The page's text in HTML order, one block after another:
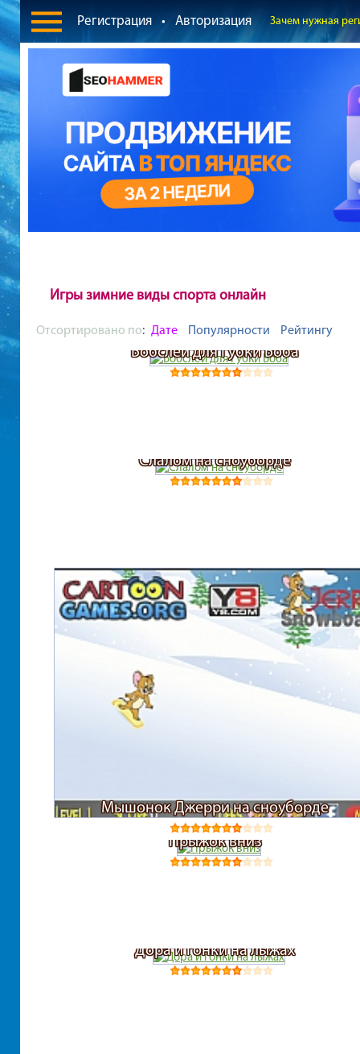
Регистрация • Авторизация Зачем нужная
Игры зимние виды спорта онлайн
Отсортировано по: Дате Популярности Рейтингу
Бобслей для Губки Боба
Слалом на сноуборде
Мышонок Джерри на сноуборде
Прыжок вниз
Дора и гонки на лыжах